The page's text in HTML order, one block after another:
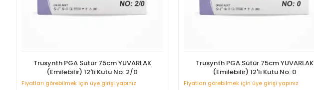
Trusynth PGA Sütür 75cm YUVARLAK
(Emilebilir) 12'li Kutu No: 2/0
Fiyatları görebilmek için üye girişi yapınız
Trusynth PGA Sütür 75cm YUVARLAK
(Emilebilir) 12'li Kutu No: 0
Fiyatları görebilmek için üye girişi yapınız